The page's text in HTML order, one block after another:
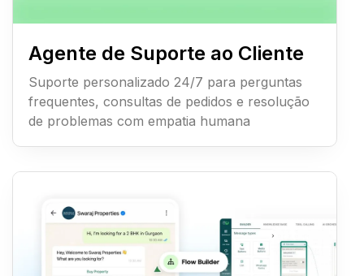
Agente de Suporte ao Cliente
Suporte personalizado 24/7 para perguntas
frequentes, consultas de pedidos e resolução
de problemas com empatia humana